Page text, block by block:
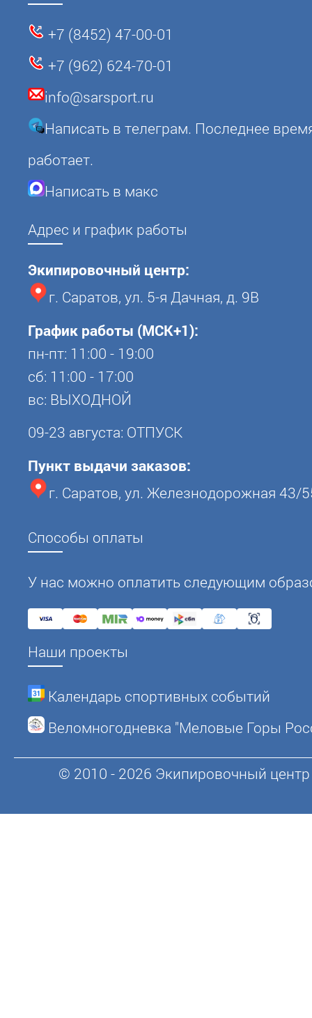
+7 (8452) 47-00-01
+7 (962) 624-70-01
info@sarsport.ru
Написать в телеграм. Последнее
работает.
Написать в макс
Адрес и график работы
Экипировочный центр:
г. Саратов, ул. 5-я Дачная, д. 9В
График работы (МСК+1):
пн-пт: 11:00 - 19:00
сб: 11:00 - 17:00
вс: ВЫХОДНОЙ
09-23 августа: ОТПУСК
Пункт выдачи заказов:
г. Саратов, ул. Железнодорожная 43/
Способы оплаты
У нас можно оплатить следующим
Наши проекты
Календарь спортивных событий
Веломногодневка "Меловые Горы
© 2010 - 2026 Экипировочный